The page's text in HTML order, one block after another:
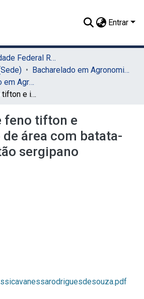
Entrar
01. Universidade Federal Rural de Pernambuco - UFRPE (Sede)
Bacharelado em Agronomia (Sede)
TCC - Bacharelado em Agronomia (Sede)
Produção de feno tifton e implantação de área com batata-doce no Sertão sergipano
feno tifton e
área com batata-
sergipano